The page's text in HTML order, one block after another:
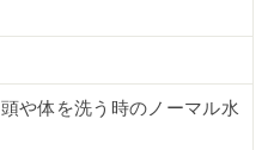
や体を洗う時のノーマル水